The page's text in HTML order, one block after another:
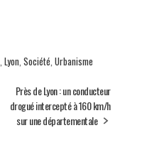
, Lyon, Société, Urbanisme
Près de Lyon : un conducteur
drogué intercepté à 160 km/h
sur une départementale